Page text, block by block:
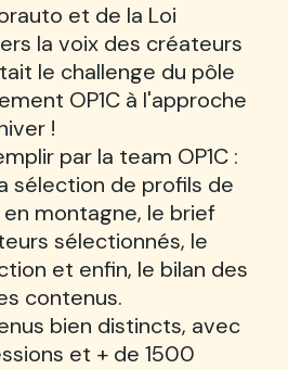
et de la Loi
la voix des créateurs
le challenge du pôle
OP1C à l'approche
!
par la team OP1C :
sélection de profils de
montagne, le brief
sélectionnés, le
et enfin, le bilan des
contenus.
bien distincts, avec
et + de 1500